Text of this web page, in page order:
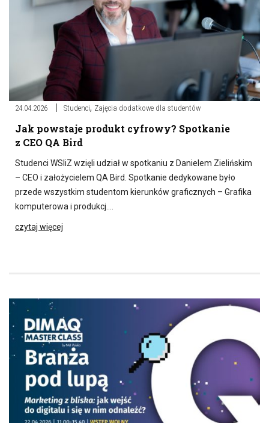
24.04.2026 Studenci, Zajęcia dodatkowe dla studentów
Jak powstaje produkt cyfrowy? Spotkanie
z CEO QA Bird
Studenci WSIiZ wzięli udział w spotkaniu z Danielem Zielińskim
– CEO i założycielem QA Bird. Spotkanie dedykowane było
przede wszystkim studentom kierunków graficznych – Grafika
komputerowa i produkcj….
czytaj więcej